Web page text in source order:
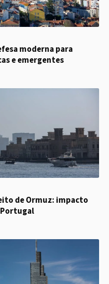
moderna para
e emergentes
de Ormuz: impacto